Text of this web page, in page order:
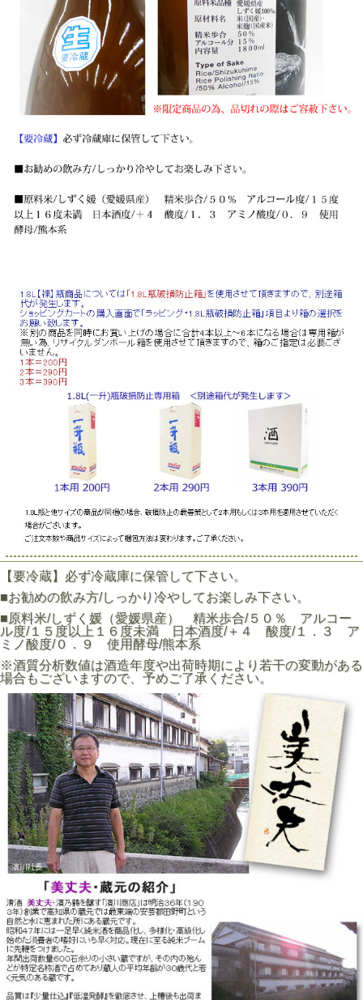
【要冷蔵】必ず冷蔵庫に保管して下さい。
■お勧めの飲み方/しっかり冷やしてお楽しみ下さい。
■原料米/しずく媛（愛媛県産） 精米歩合/５０％ アルコー
ル度/１５度以上１６度未満 日本酒度/＋４ 酸度/１．３ ア
ミノ酸度/０．９ 使用酵母/熊本系
※酒質分析数値は酒造年度や出荷時期により若干の変動がある
場合もございますので、予めご了承ください。